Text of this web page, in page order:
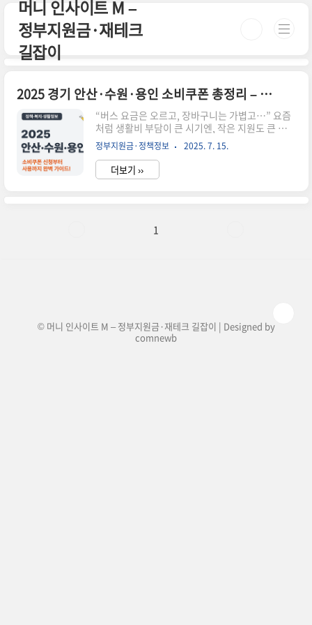
본문 바로가기
머니 인사이트 M –
정부지원금·재테크
길잡이
2025 경기 안산·수원·용인 소비쿠폰 총정리 – 지역경제 살리고 내 지갑도 살리는 방법
“버스 요금은 오르고, 장바구니는 가볍고…” 요즘
처럼 생활비 부담이 큰 시기엔, 작은 지원도 큰 도움
이 됩니다. 2025년 경기 안산, 수원, 용인에서 시작
된 소비쿠폰 정책은 지역경제를 살리는 동시에 우
리 지갑도 지켜주는 실속 있는 제도예요. 직접 써보
니 생각보다 더 유용했고, 동네 가게에서 쓸 수 있어
안산(성인 전체), 수원(소득 기준), 용인(전 시민)지
정부지원금·정책정보 2025. 7. 15.
더보기 ››
1
© 머니 인사이트 M – 정부지원금·재테크 길잡이 | Designed by
comnewb